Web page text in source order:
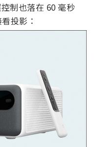
制也落在 60 毫秒
投影：